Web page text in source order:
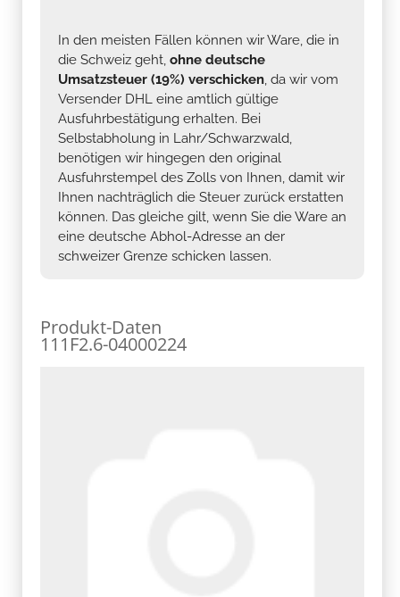
In den meisten Fällen können wir Ware, die in
die Schweiz geht, ohne deutsche
Umsatzsteuer (19%) verschicken, da wir vom
Versender DHL eine amtlich gültige
Ausfuhrbestätigung erhalten. Bei
Selbstabholung in Lahr/Schwarzwald,
benötigen wir hingegen den original
Ausfuhrstempel des Zolls von Ihnen, damit wir
Ihnen nachträglich die Steuer zurück erstatten
können. Das gleiche gilt, wenn Sie die Ware an
eine deutsche Abhol-Adresse an der
schweizer Grenze schicken lassen.
Produkt-Daten
111F2.6-04000224